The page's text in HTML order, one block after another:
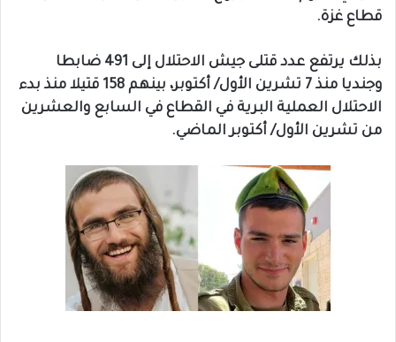
قطاع غزة.
بذلك يرتفع عدد قتلى جيش الاحتلال إلى 491 ضابطا
وجنديا منذ 7 تشرين الأول/ أكتوبر، بينهم 158 قتيلا منذ بدء
الاحتلال العملية البرية في القطاع في السابع والعشرين
من تشرين الأول/ أكتوبر الماضي.